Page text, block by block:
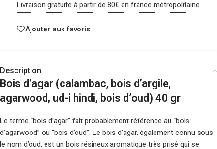
Livraison gratuite à partir de 80€ en france métropolitaine
Ajouter aux favoris
Description
Bois d’agar (calambac, bois d’argile,
agarwood, ud-i hindi, bois d’oud) 40 gr
Le terme “bois d’agar” fait probablement référence au “bois
d’agarwood” ou “bois d’oud”. Le bois d’agar, également connu sous
le nom d’oud, est un bois résineux aromatique très prisé qui se